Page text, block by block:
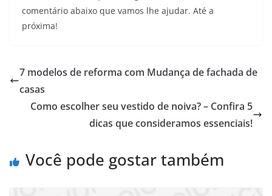
comentário abaixo que vamos lhe ajudar. Até a
próxima!
7 modelos de reforma com Mudança de fachada de
casas
Como escolher seu vestido de noiva? – Confira 5
dicas que consideramos essenciais!
Você pode gostar também